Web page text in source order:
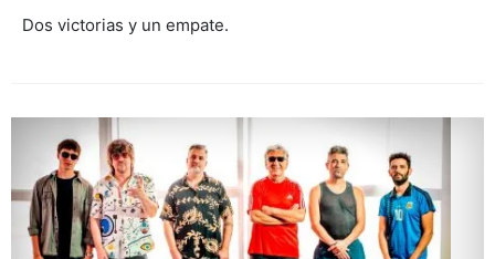
Dos victorias y un empate.